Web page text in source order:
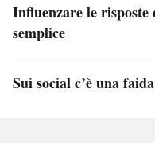
Influenzare le risposte
semplice
Sui social c’è una